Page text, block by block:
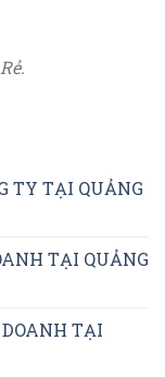
TY TẠI QUẢNG
TẠI QUẢNG
TẠI